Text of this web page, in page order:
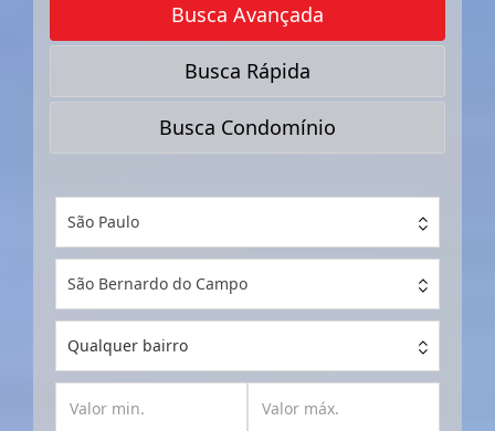
Busca Avançada
Busca Rápida
Busca Condomínio
São Paulo
São Bernardo do Campo
Qualquer bairro